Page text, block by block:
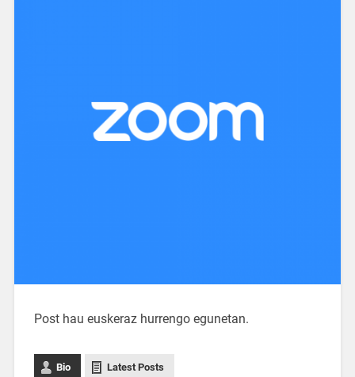
Post hau euskeraz hurrengo egunetan.
Bio Latest Posts